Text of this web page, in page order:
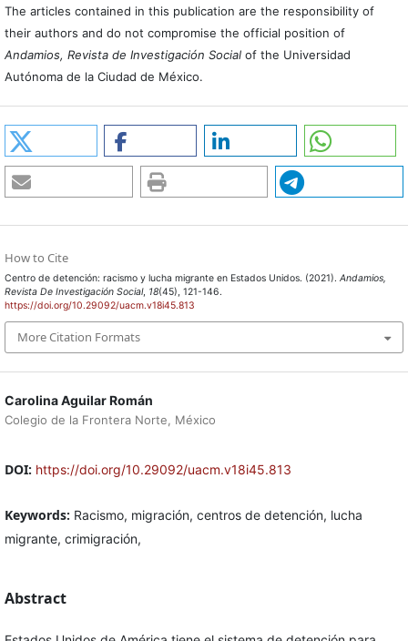
Carolina Aguilar Román
Colegio de la Frontera Norte, México
DOI: https://doi.org/10.29092/uacm.v18i45.813
Keywords: Racismo, migración, centros de detención, lucha
migrante, crimigración,
Abstract
The articles contained in this publication are the responsibility of
their authors and do not compromise the official position of
Andamios, Revista de Investigación Social of the Universidad
Autónoma de la Ciudad de México.
How to Cite
Centro de detención: racismo y lucha migrante en Estados Unidos. (2021). Andamios,
Revista De Investigación Social, 18(45), 121-146.
https://doi.org/10.29092/uacm.v18i45.813
More Citation Formats